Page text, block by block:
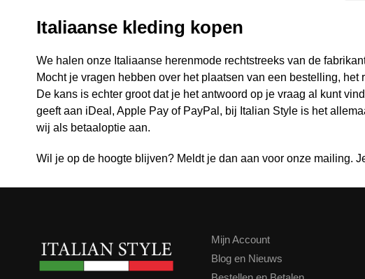
Italiaanse kleding kopen
We halen onze Italiaanse herenmode rechtstreeks van de
Mocht je vragen hebben over het plaatsen van een bestelling,
De kans is echter groot dat je het antwoord op je vraag al kunt
geeft aan iDeal, Apple Pay of PayPal, bij Italian Style is het
wij als betaaloptie aan.
Wil je op de hoogte blijven? Meldt je dan aan voor onze mailing.
Mijn Account
Blog en Nieuws